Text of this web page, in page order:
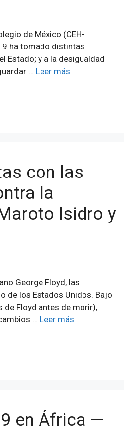
de México (CEH-
ha tomado distintas
Estado; y a la desigualdad
… Leer más
con las
la
Isidro y
George Floyd, las
de los Estados Unidos. Bajo
de Floyd antes de morir),
… Leer más
en África —